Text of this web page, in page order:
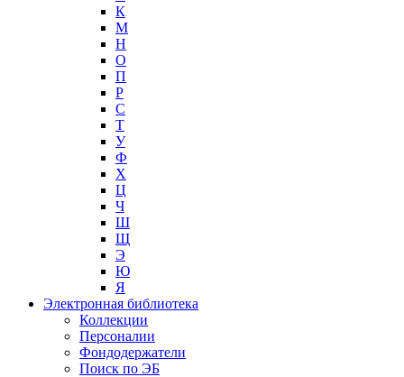
К
М
Н
О
П
Р
С
Т
У
Ф
Х
Ц
Ч
Ш
Щ
Э
Ю
Я
Электронная библиотека
Коллекции
Персоналии
Фондодержатели
Поиск по ЭБ